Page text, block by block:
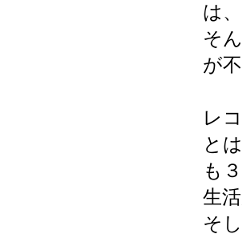
は
そ
が
レ
と
も
生
そ